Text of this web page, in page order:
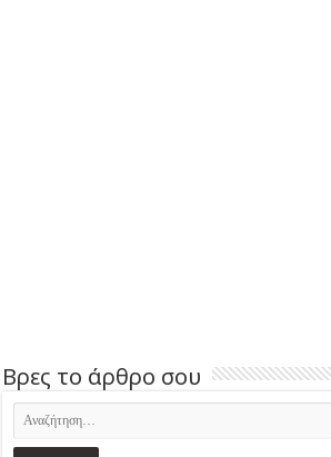
Βρες το άρθρο σου